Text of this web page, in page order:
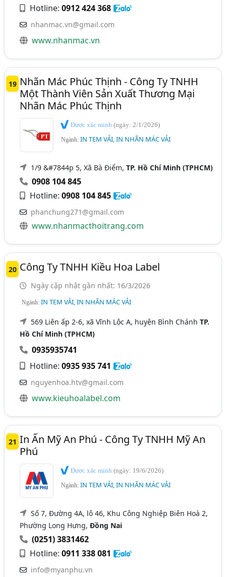
Hotline:0912 424 368
nhanmac.vn@gmail.com
www.nhanmac.vn
19 Nhãn Mác Phúc Thịnh - Công Ty TNHH
Một Thành Viên Sản Xuất Thương Mại
Nhãn Mác Phúc Thịnh
Được xác minh(ngày: 2/1/2026)
Ngành:IN TEM VẢI, IN NHÃN MÁC VẢI
1/9 &#7844p 5, Xã Bà Điểm,TP. Hồ Chí Minh (TPHCM)
0908 104 845
Hotline:0908 104 845
phanchung271@gmail.com
www.nhanmacthoitrang.com
20 Công Ty TNHH Kiều Hoa Label
Ngày cập nhật gần nhất: 16/3/2026
Ngành:IN TEM VẢI, IN NHÃN MÁC VẢI
569 Liên ấp 2-6, xã Vĩnh Lộc A, huyện Bình ChánhTP.
Hồ Chí Minh (TPHCM)
0935935741
Hotline:0935 935 741
nguyenhoa.htv@gmail.com
www.kieuhoalabel.com
21 In Ấn Mỹ An Phú - Công Ty TNHH Mỹ An
Phú
Được xác minh(ngày: 19/6/2026)
Ngành:IN TEM VẢI, IN NHÃN MÁC VẢI
Số 7, Đường 4A, lô 46, Khu Công Nghiệp Biên Hoà 2,
Phường Long Hưng,Đồng Nai
(0251) 3831462
Hotline:0911 338 081
info@myanphu.vn